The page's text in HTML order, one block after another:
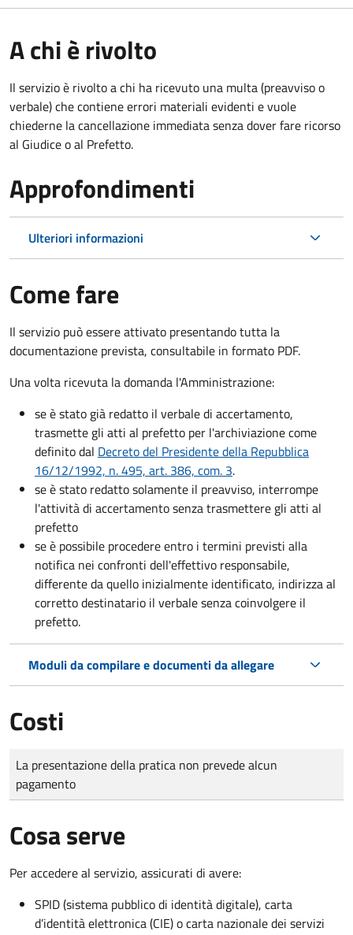
A chi è rivolto
Il servizio è rivolto a chi ha ricevuto una multa (preavviso o
verbale) che contiene errori materiali evidenti e vuole
chiederne la cancellazione immediata senza dover fare ricorso
al Giudice o al Prefetto.
Approfondimenti
Ulteriori informazioni
Come fare
Il servizio può essere attivato presentando tutta la
documentazione prevista, consultabile in formato PDF.
Una volta ricevuta la domanda l'Amministrazione:
se è stato già redatto il verbale di accertamento,
trasmette gli atti al prefetto per l'archiviazione come
definito dal Decreto del Presidente della Repubblica
16/12/1992, n. 495, art. 386, com. 3.
se è stato redatto solamente il preavviso, interrompe
l'attività di accertamento senza trasmettere gli atti al
prefetto
se è possibile procedere entro i termini previsti alla
notifica nei confronti dell'effettivo responsabile,
differente da quello inizialmente identificato, indirizza al
corretto destinatario il verbale senza coinvolgere il
prefetto.
Moduli da compilare e documenti da allegare
Costi
Tipo di pagamento
Importo
La presentazione della pratica non prevede alcun
pagamento
Cosa serve
Per accedere al servizio, assicurati di avere:
SPID (sistema pubblico di identità digitale), carta
d’identità elettronica (CIE) o carta nazionale dei servizi